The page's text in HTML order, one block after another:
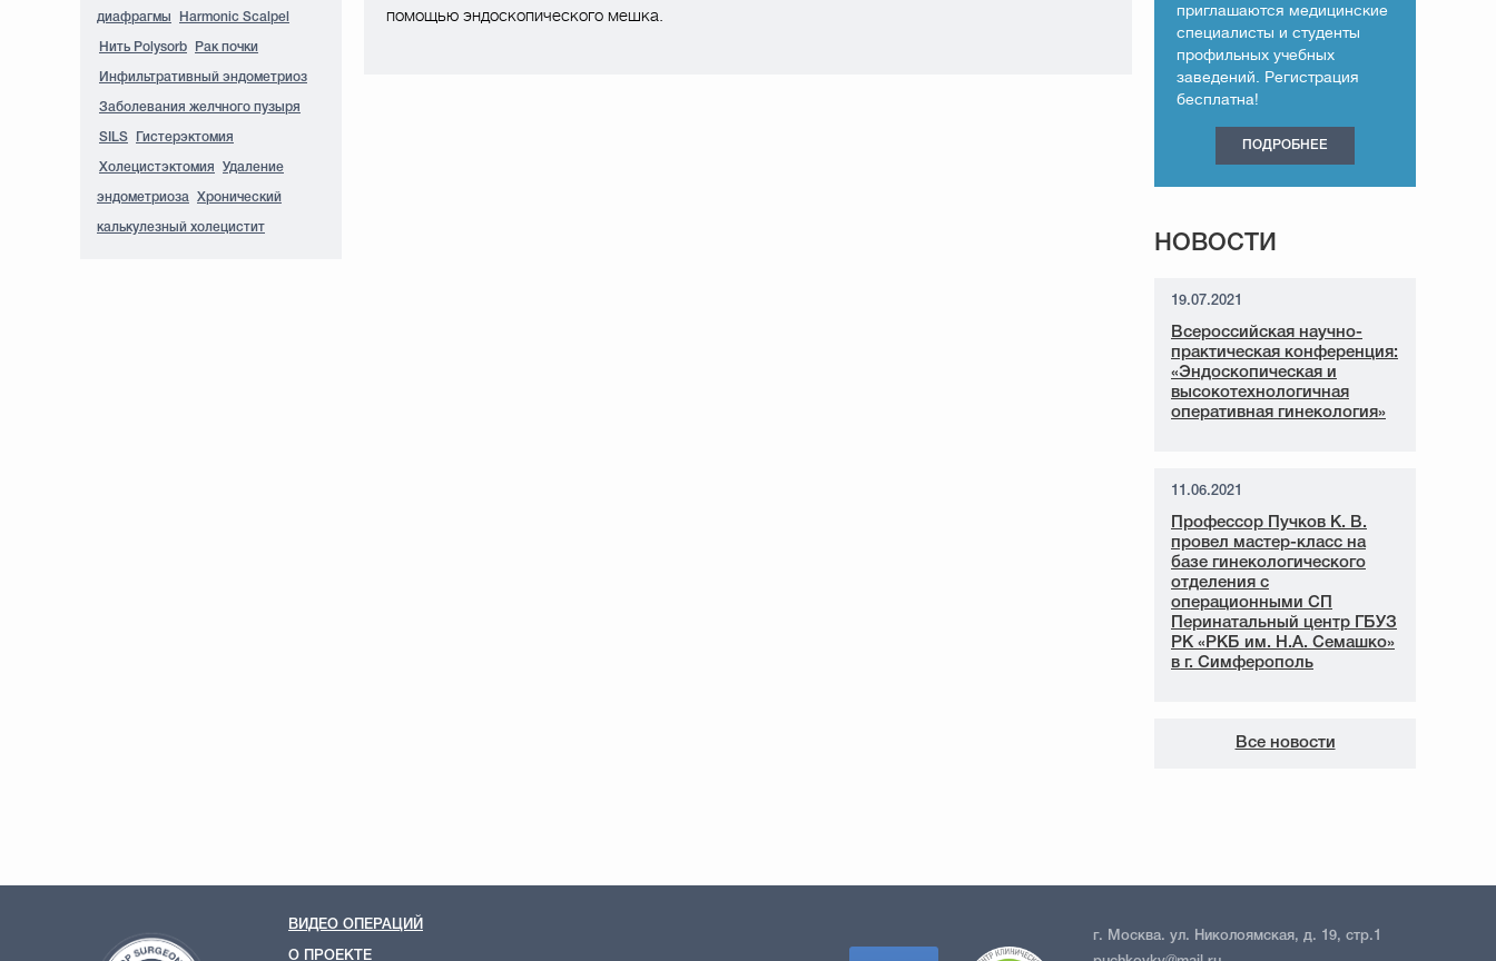
диафрагмы Harmonic Scalpel
Нить Polysorb Рак почки
Инфильтративный эндометриоз
Заболевания желчного пузыря
SILS Гистерэктомия
Холецистэктомия Удаление
эндометриоза Хронический
калькулезный холецистит
помощью эндоскопического мешка.
приглашаются медицинские
специалисты и студенты
профильных учебных
заведений. Регистрация
бесплатна!
ПОДРОБНЕЕ
НОВОСТИ
19.07.2021
Всероссийская научно-
практическая конференция:
«Эндоскопическая и
высокотехнологичная
оперативная гинекология»
11.06.2021
Профессор Пучков К. В.
провел мастер-класс на
базе гинекологического
отделения с
операционными СП
Перинатальный центр ГБУЗ
РК «РКБ им. Н.А. Семашко»
в г. Симферополь
Все новости
ВИДЕО ОПЕРАЦИЙ
О ПРОЕКТЕ
г. Москва. ул. Николоямская, д. 19, стр.1